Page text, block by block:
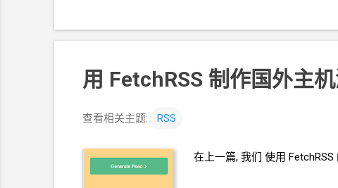
用 FetchRSS 制作国外主
查看相关主题: RSS
在上一篇, 我们 使用 FetchRSS